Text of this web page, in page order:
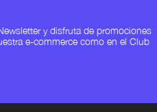
y disfruta de promociones
e-commerce como en el Club